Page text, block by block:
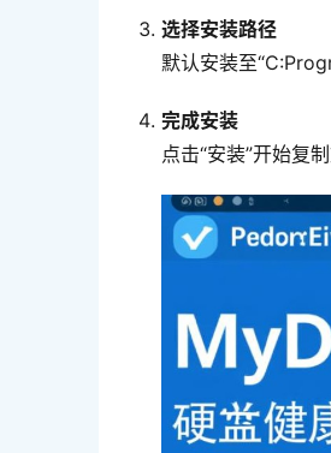
选择安装路径
默认安装至
完成安装
点击“安装”开始复